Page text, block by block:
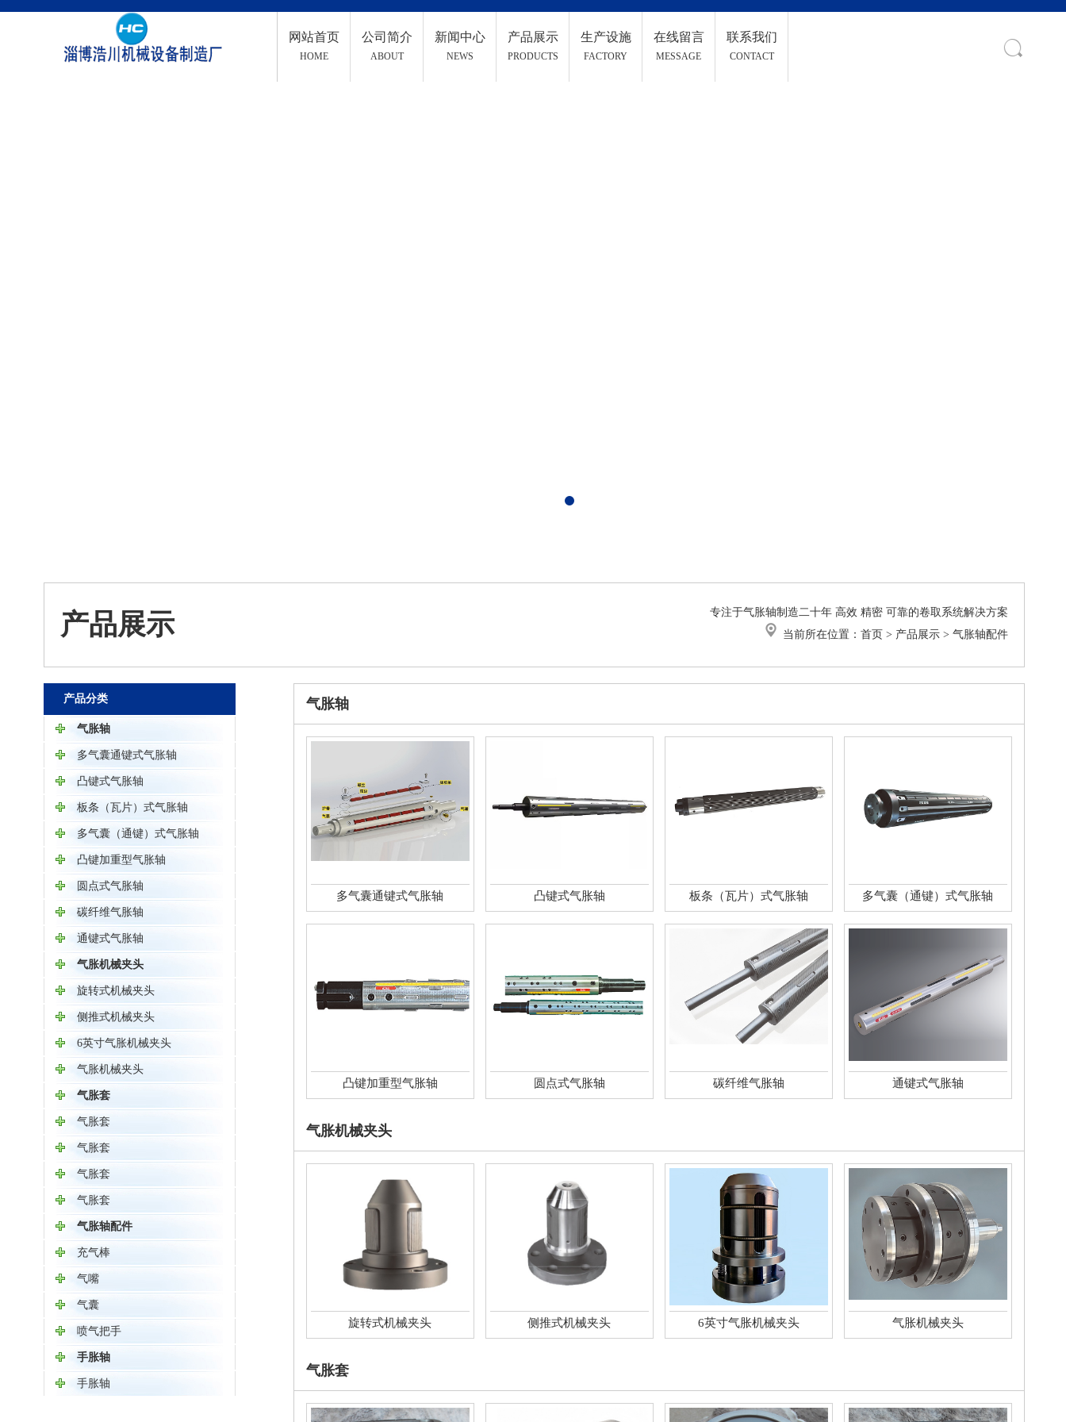
网站首页
HOME
公司简介
ABOUT
新闻中心
NEWS
产品展示
PRODUCTS
生产设施
FACTORY
在线留言
MESSAGE
联系我们
CONTACT
产品展示
专注于气胀轴制造二十年 高效 精密 可靠的卷取系统解决方案
当前所在位置： 首页 > 产品展示> 气胀轴配件
产品分类
气胀轴
多气囊通键式气胀轴
凸键式气胀轴
板条（瓦片）式气胀轴
多气囊（通键）式气胀轴
凸键加重型气胀轴
圆点式气胀轴
碳纤维气胀轴
通键式气胀轴
气胀机械夹头
旋转式机械夹头
侧推式机械夹头
6英寸气胀机械夹头
气胀机械夹头
气胀套
气胀套
气胀套
气胀套
气胀套
气胀轴配件
充气棒
气嘴
气囊
喷气把手
手胀轴
手胀轴
气胀轴
多气囊通键式气胀轴 凸键式气胀轴 板条（瓦片）式气胀轴 多气囊（通键）式气胀轴
凸键加重型气胀轴 圆点式气胀轴 碳纤维气胀轴 通键式气胀轴
气胀机械夹头
旋转式机械夹头 侧推式机械夹头 6英寸气胀机械夹头 气胀机械夹头
气胀套